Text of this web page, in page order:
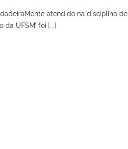
atendido na disciplina de
UFSM’ foi [...]